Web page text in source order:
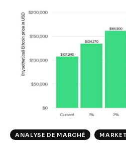
ANALYSE DE MARCHÉ